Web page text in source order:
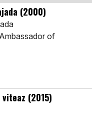
(2000)
of
(2015)